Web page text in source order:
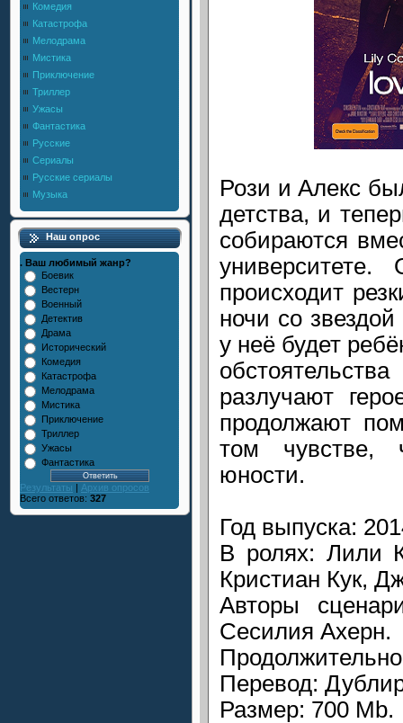
Комедия
Катастрофа
Мелодрама
Мистика
Приключение
Триллер
Ужасы
Фантастика
Русские
Сериалы
Русские сериалы
Музыка
Наш опрос
. Ваш любимый жанр?
Боевик
Вестерн
Военный
Детектив
Драма
Исторический
Комедия
Катастрофа
Мелодрама
Мистика
Приключение
Триллер
Ужасы
Фантастика
Результаты | Архив опросов
Всего ответов: 327
Рози и Алекс
детства, и
собираются
происходит
ночи со
у неё будет
разлучают
продолжают
том чувстве,
юности.
Год выпуска:
В ролях: Лили
Кристиан Кук,
Авторы
Сесилия Ахерн.
Перевод:
Размер: 700 Mb.